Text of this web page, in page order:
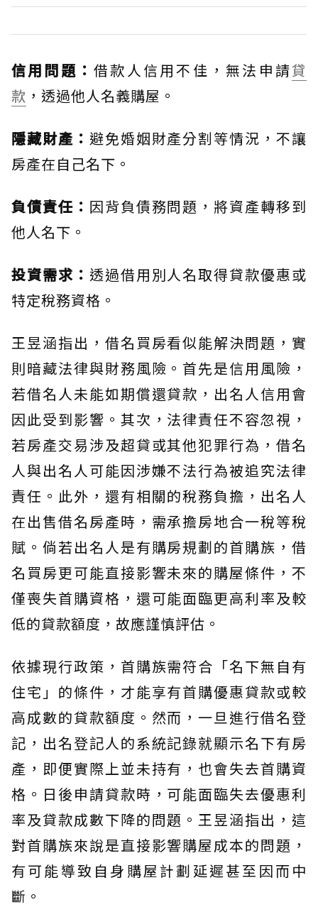
信用問題：借款人信用不佳，無法申請貸
款 ，透過他人名義購屋。
隱藏財產： 避免婚姻財產分割等情況，不讓
房產在自己名下。
負債責任： 因背負債務問題，將資產轉移到
他人名下。
投資需求： 透過借用別人名取得貸款優惠或
特定稅務資格。
王昱涵指出，借名買房看似能解決問題，實
則暗藏法律與財務風險。首先是信用風險，
若借名人未能如期償還貸款，出名人信用會
因此受到影響。其次，法律責任不容忽視，
若房產交易涉及超貸或其他犯罪行為，借名
人與出名人可能因涉嫌不法行為被追究法律
責任。此外，還有相關的稅務負擔，出名人
在出售借名房產時，需承擔房地合一稅等稅
賦。倘若出名人是有購房規劃的首購族，借
名買房更可能直接影響未來的購屋條件，不
僅喪失首購資格，還可能面臨更高利率及較
低的貸款額度，故應謹慎評估。
依據現行政策，首購族需符合「名下無自有
住宅」的條件，才能享有首購優惠貸款或較
高成數的貸款額度。然而，一旦進行借名登
記，出名登記人的系統記錄就顯示名下有房
產，即便實際上並未持有，也會失去首購資
格。日後申請貸款時，可能面臨失去優惠利
率及貸款成數下降的問題。王昱涵指出，這
對首購族來說是直接影響購屋成本的問題，
有可能導致自身購屋計劃延遲甚至因而中
斷。